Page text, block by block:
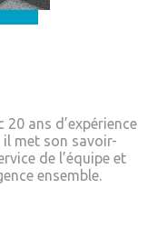
20 ans d’expérience
met son savoir-
de l’équipe et
ensemble.